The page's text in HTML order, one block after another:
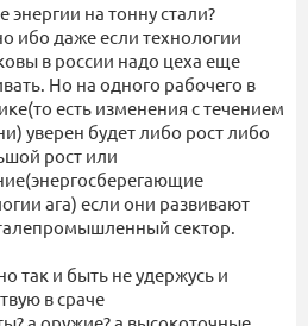
энергии на тонну стали?
ибо даже если технологии
в россии надо цеха еще
Но на одного рабочего в
есть изменения с течением
уверен будет либо рост либо
рост или
ага) если они развивают
сектор.
так и быть не удержусь и
в сраче